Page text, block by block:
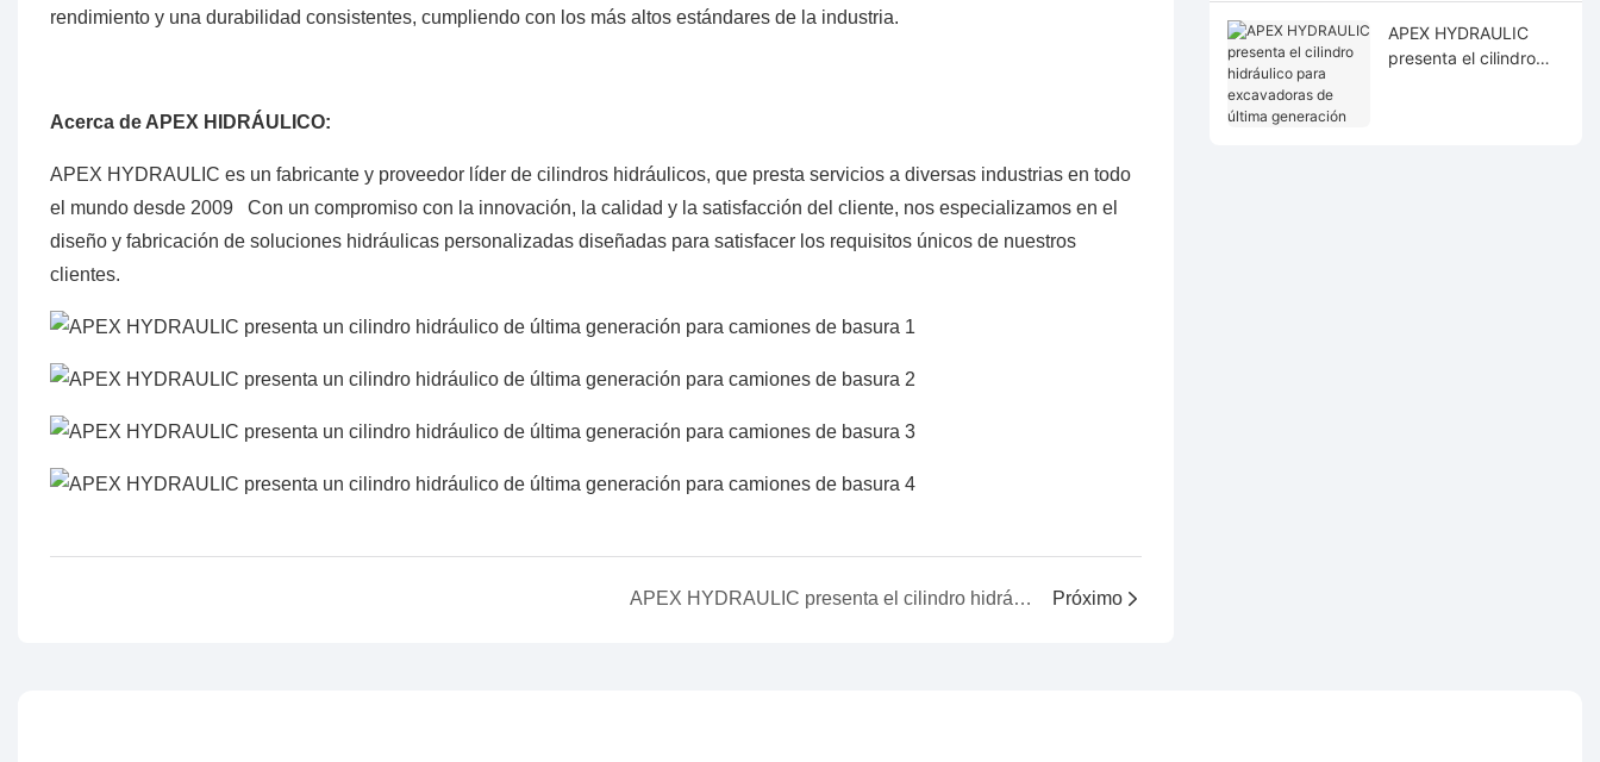
rendimiento y una durabilidad consistentes, cumpliendo con los más altos estándares de la industria.
Acerca de APEX HIDRÁULICO:
APEX HYDRAULIC es un fabricante y proveedor líder de cilindros hidráulicos, que presta servicios a diversas industrias en todo
el mundo desde 2009 Con un compromiso con la innovación, la calidad y la satisfacción del cliente, nos especializamos en el
diseño y fabricación de soluciones hidráulicas personalizadas diseñadas para satisfacer los requisitos únicos de nuestros
clientes.
APEX HYDRAULIC presenta el cilindro hidráulico para excavadoras de última generación Próximo
APEX HYDRAULIC
presenta el cilindro